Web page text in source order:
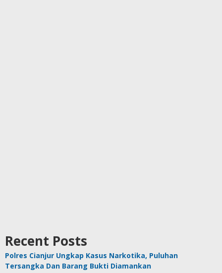
Recent Posts
Polres Cianjur Ungkap Kasus Narkotika, Puluhan
Tersangka Dan Barang Bukti Diamankan